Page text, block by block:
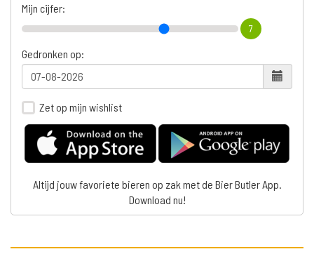
Mijn cijfer:
7
Gedronken op:
Zet op mijn wishlist
Altijd jouw favoriete bieren op zak met de Bier Butler App.
Download nu!